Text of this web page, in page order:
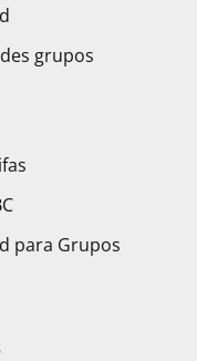
grupos
para Grupos